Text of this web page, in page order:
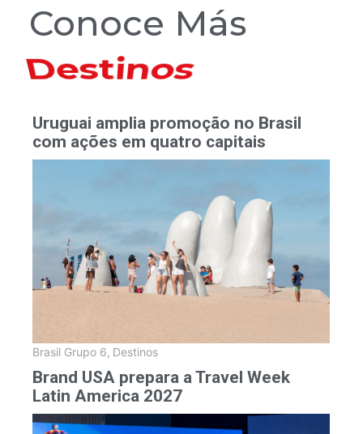
Conoce Más
Hoteles
Uruguai amplia promoção no Brasil
com ações em quatro capitais
Brasil Grupo 6, Destinos
Brand USA prepara a Travel Week
Latin America 2027